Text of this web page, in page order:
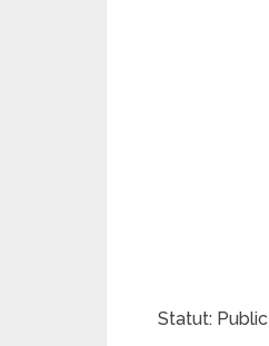
Statut: Public